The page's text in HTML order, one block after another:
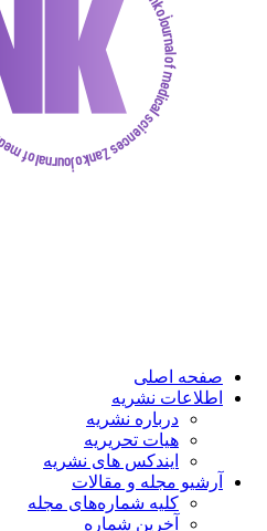
اصلی
نشریه
درباره نشریه
هیات تحریریه
ایندکس های نشریه
مجله و مقالات
کلیه شماره‌های مجله
آخرین شماره